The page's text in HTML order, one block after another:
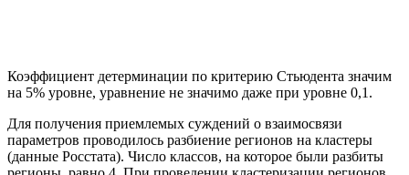
Коэффициент детерминации по критерию Стьюдента значим
на 5% уровне, уравнение не значимо даже при уровне 0,1.
Для получения приемлемых суждений о взаимосвязи
параметров проводилось разбиение регионов на кластеры
(данные Росстата). Число классов, на которое были разбиты